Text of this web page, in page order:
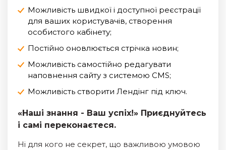
Можливість швидкої і доступної реєстрації
для ваших користувачів, створення
особистого кабінету;
Постійно оновлюється стрічка новин;
Можливість самостійно редагувати
наповнення сайту з системою CMS;
Можливість створити Лендінг під ключ.
«Наші знання - Ваш успіх!» Приєднуйтесь
і самі переконаєтеся.
Ні для кого не секрет, що важливою умовою